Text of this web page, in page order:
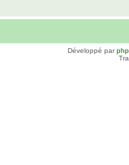
Développé par